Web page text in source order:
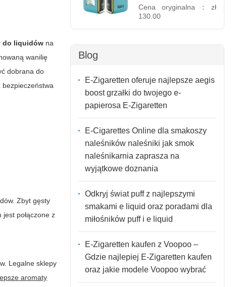
do liquidów na
wanilię
dobrana do
bezpieczeństwa
Zbyt gęsty
jest połączone z
Legalne sklepy
aromaty
Leśnych Owoców
Cena oryginalna： zł
130.00
Blog
E-Zigaretten oferuje najlepsze aegis
boost grzałki do twojego e-
papierosa E-Zigaretten
E-Cigarettes Online dla smakoszy
naleśników naleśniki jak smok
naleśnikarnia zaprasza na
wyjątkowe doznania
Odkryj świat puff z najlepszymi
smakami e liquid oraz poradami dla
miłośników puff i e liquid
E-Zigaretten kaufen z Voopoo –
Gdzie najlepiej E-Zigaretten kaufen
oraz jakie modele Voopoo wybrać